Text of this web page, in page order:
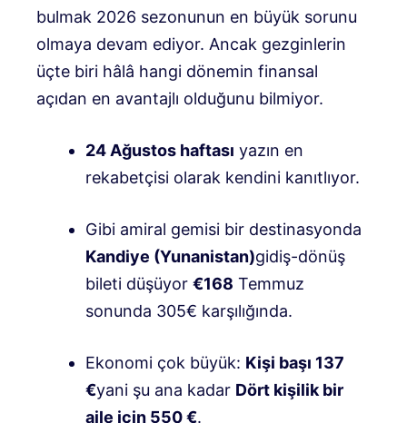
bulmak 2026 sezonunun en büyük sorunu
olmaya devam ediyor. Ancak gezginlerin
üçte biri hâlâ hangi dönemin finansal
açıdan en avantajlı olduğunu bilmiyor.
24 Ağustos haftası yazın en
rekabetçisi olarak kendini kanıtlıyor.
Gibi amiral gemisi bir destinasyonda
Kandiye (Yunanistan)gidiş-dönüş
bileti düşüyor €168 Temmuz
sonunda 305€ karşılığında.
Ekonomi çok büyük: Kişi başı 137
€yani şu ana kadar Dört kişilik bir
aile için 550 €.